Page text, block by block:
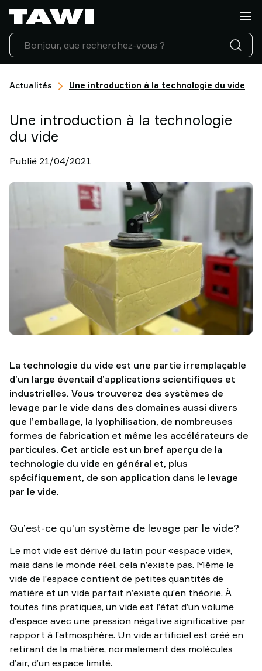
Actualités Une introduction à la technologie du vide
Une introduction à la technologie
du vide
Publié 21/04/2021
La technologie du vide est une partie irremplaçable
d’un large éventail d’applications scientifiques et
industrielles. Vous trouverez des systèmes de
levage par le vide dans des domaines aussi divers
que l’emballage, la lyophilisation, de nombreuses
formes de fabrication et même les accélérateurs de
particules. Cet article est un bref aperçu de la
technologie du vide en général et, plus
spécifiquement, de son application dans le levage
par le vide.
Qu’est-ce qu’un système de levage par le vide?
Le mot vide est dérivé du latin pour «espace vide»,
mais dans le monde réel, cela n’existe pas. Même le
vide de l’espace contient de petites quantités de
matière et un vide parfait n’existe qu’en théorie. À
toutes fins pratiques, un vide est l’état d’un volume
d’espace avec une pression négative significative par
rapport à l’atmosphère. Un vide artificiel est créé en
retirant de la matière, normalement des molécules
d’air, d’un espace limité.
Quelle
charge
manipulez-
vous
?
Industries
Service
Après-
Vente
&
Références